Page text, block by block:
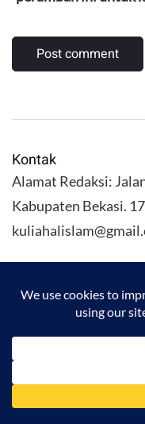
Kontak
Alamat Redaksi:
Kabupaten Bekasi.